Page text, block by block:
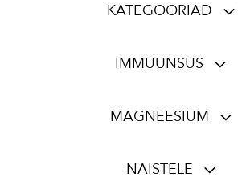
KATEGOORIAD
IMMUUNSUS
MAGNEESIUM
NAISTELE